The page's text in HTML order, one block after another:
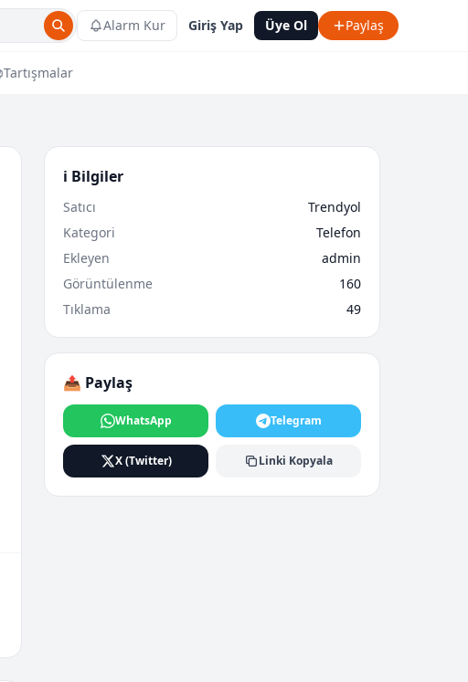
Alarm Kur Giriş Yap Üye Ol Paylaş
Tartışmalar
ℹ️ Bilgiler
Satıcı
Trendyol
Kategori
Telefon
Ekleyen
admin
Görüntülenme
160
Tıklama
49
📤 Paylaş
WhatsApp Telegram
X (Twitter) Linki Kopyala